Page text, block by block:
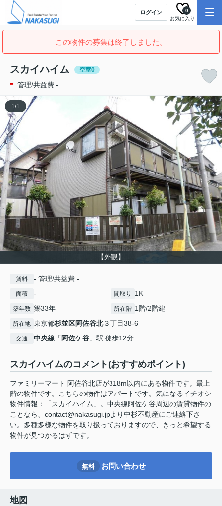
ログイン
お気に入り
0
この物件の募集は終了しました。
スカイハイム 空室0
- 管理/共益費 -
【外観】
1/1
賃料 - 管理/共益費 -
面積 - 間取り 1K
築年数 築33年 所在階 1階/2階建
所在地 東京都杉並区阿佐谷北３丁目38-6
交通 中央線 「 阿佐ケ谷 」駅 徒歩12分
スカイハイムのコメント(おすすめポイント)
ファミリーマート 阿佐谷北店が318m以内にある物件です。最上
階の物件です。こちらの物件はアパートです。気になるイチオシ
物件情報：「スカイハイム」。中央線阿佐ケ谷周辺の賃貸物件の
ことなら、contact@nakasugi.jpより中杉不動産にご連絡下さ
い。多種多様な物件を取り扱っておりますので、きっと希望する
物件が見つかるはずです。
無料 お問い合わせ
地図